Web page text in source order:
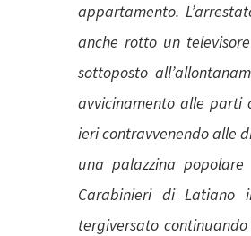
appartamento.
anche rotto un
sottoposto
avvicinamento alle parti
ieri contravvenendo alle
una palazzina
Carabinieri di Latiano
tergiversato